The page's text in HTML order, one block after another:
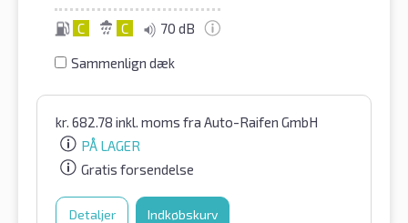
C C 70 dB
Sammenlign dæk
kr. 682.78 inkl. moms fra Auto-Raifen GmbH
PÅ LAGER
Gratis forsendelse
Detaljer Indkøbskurv